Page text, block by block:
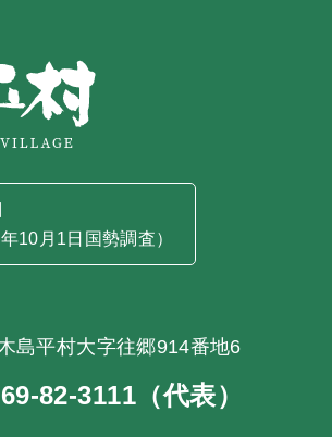
10月1日国勢調査）
島平村大字往郷914番地6
82-3111（代表）